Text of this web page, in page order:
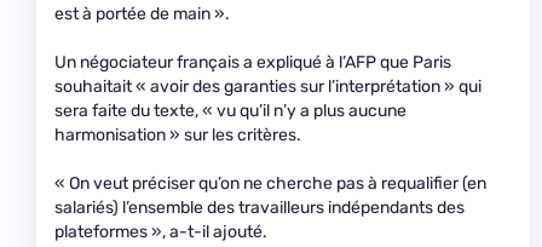
est à portée de main ».
Un négociateur français a expliqué à l’AFP que Paris
souhaitait « avoir des garanties sur l’interprétation » qui
sera faite du texte, « vu qu’il n’y a plus aucune
harmonisation » sur les critères.
« On veut préciser qu’on ne cherche pas à requalifier (en
salariés) l’ensemble des travailleurs indépendants des
plateformes », a-t-il ajouté.